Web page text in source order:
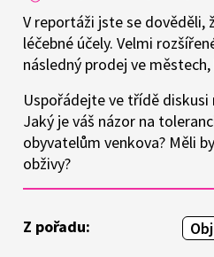
V reportáži jste se
léčebné účely. Velmi
následný prodej ve
Uspořádejte ve třídě diskusi
Jaký je váš názor na
obyvatelům venkova? Měli
obživy?
Z pořadu: